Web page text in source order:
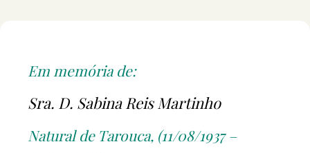
Em memória de:
Sra. D. Sabina Reis Martinho
Natural de Tarouca, (11/08/1937 –